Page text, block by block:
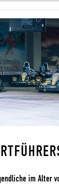
im Alter